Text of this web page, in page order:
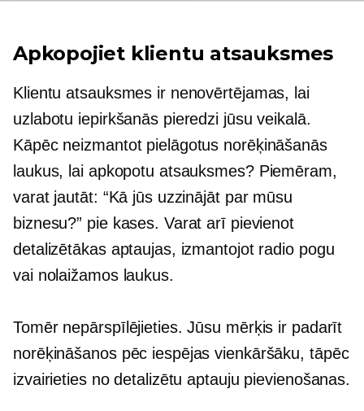
Apkopojiet klientu atsauksmes
Klientu atsauksmes ir nenovērtējamas, lai
uzlabotu iepirkšanās pieredzi jūsu veikalā.
Kāpēc neizmantot pielāgotus norēķināšanās
laukus, lai apkopotu atsauksmes? Piemēram,
varat jautāt: “Kā jūs uzzinājāt par mūsu
biznesu?” pie kases. Varat arī pievienot
detalizētākas aptaujas, izmantojot radio pogu
vai nolaižamos laukus.
Tomēr nepārspīlējieties. Jūsu mērķis ir padarīt
norēķināšanos pēc iespējas vienkāršāku, tāpēc
izvairieties no detalizētu aptauju pievienošanas.